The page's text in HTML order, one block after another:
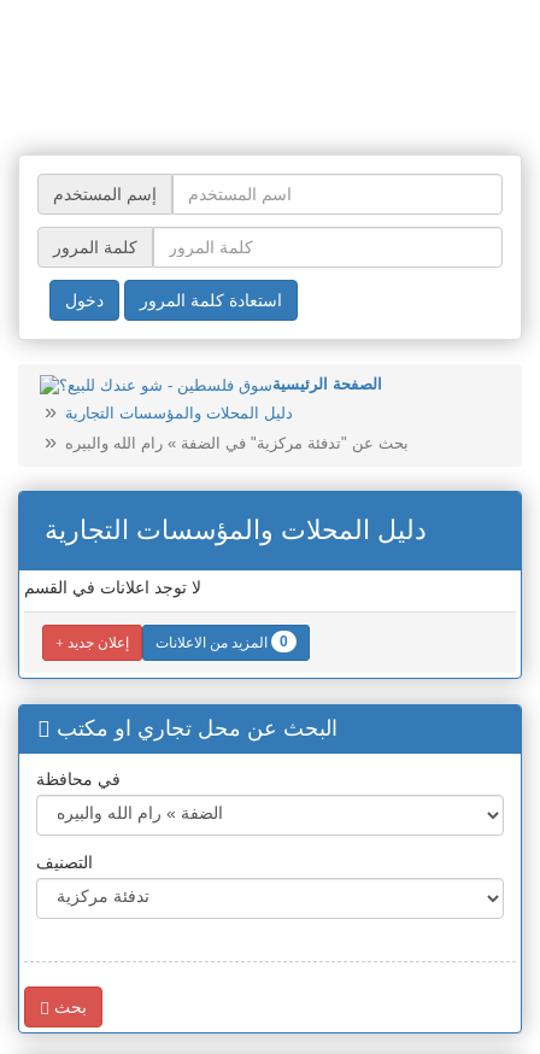
إسم المستخدم
كلمة المرور
دخول استعادة كلمة المرور
الصفحة الرئيسية
دليل المحلات والمؤسسات التجارية
بحث عن "تدفئة مركزية" في الضفة » رام الله والبيره
دليل المحلات والمؤسسات التجارية
لا توجد اعلانات في القسم
0 إعلان جديد
البحث عن محل تجاري او مكتب
في محافظة
التصنيف
بحث